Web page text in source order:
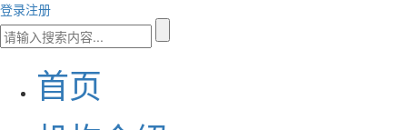
登录注册
首页